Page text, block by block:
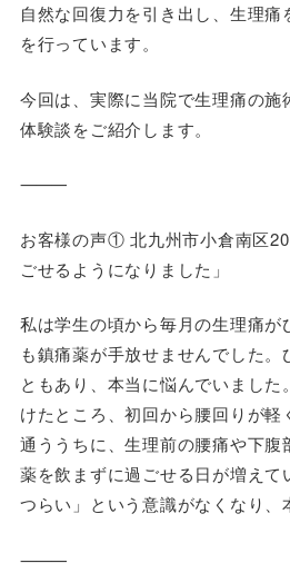
自然な回復力を引き出し、生理
を行っています。
今回は、実際に当院で生理痛の
体験談をご紹介します。
⸻
お客様の声① 北九州市小倉南区
ごせるようになりました」
私は学生の頃から毎月の生理痛が
も鎮痛薬が手放せませんでした。
ともあり、本当に悩んでいまし
けたところ、初回から腰回りが
通ううちに、生理前の腰痛や下腹
薬を飲まずに過ごせる日が増えて
つらい」という意識がなくなり、
⸻